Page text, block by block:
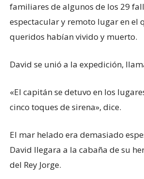
familiares de algunos de los 29
espectacular y remoto lugar en el
queridos habían vivido y muerto.
David se unió a la expedición,
«El capitán se detuvo en los
cinco toques de sirena», dice.
El mar helado era demasiado
David llegara a la cabaña de su
del Rey Jorge.